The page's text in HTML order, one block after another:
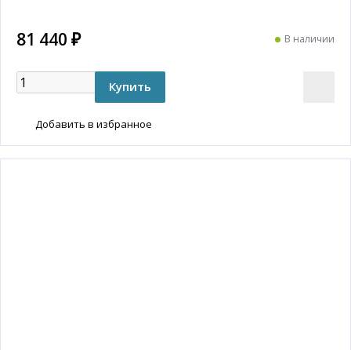
81 440 ₽ В наличии
Добавить в избранное